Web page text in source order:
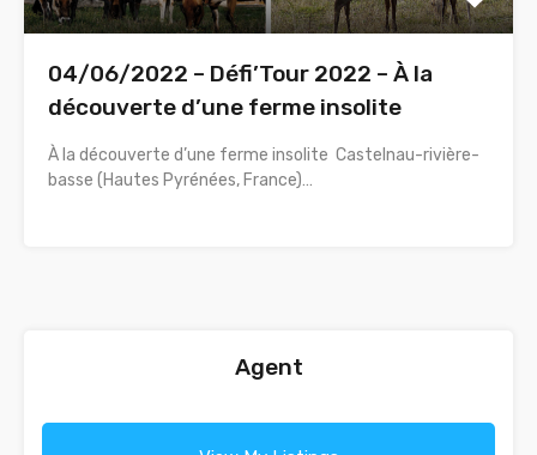
04/06/2022 – Défi’Tour 2022 – À la
découverte d’une ferme insolite
À la découverte d’une ferme insolite Castelnau-rivière-
basse (Hautes Pyrénées, France)…
Agent